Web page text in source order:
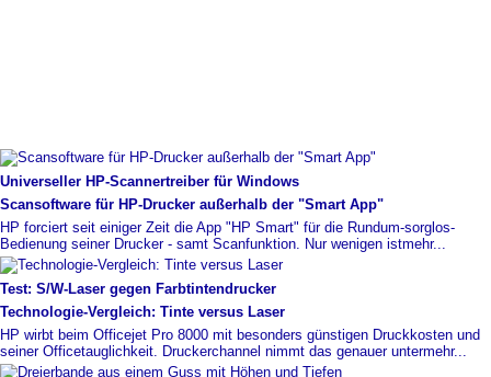
Universeller HP-​Scannertreiber für Windows
Scansoftware für HP-​Drucker außerhalb der "Smart App"
HP forciert seit einiger Zeit die App "HP Smart" für die Rundum-sorglos-
Bedienung seiner Drucker - samt Scanfunktion. Nur wenigen istmehr...
Test: S/W-​Laser gegen Farbtintendrucker
Technologie-​Vergleich: Tinte versus Laser
HP wirbt beim Officejet Pro 8000 mit besonders günstigen Druckkosten und
seiner Officetauglichkeit. Druckerchannel nimmt das genauer untermehr...